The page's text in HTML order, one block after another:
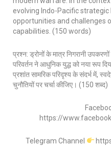
evolving Indo-Pacific
opportunities and challenges
capabilities. (150 words)
प्रश्न: ड्रोनों के मात्र निगरानी
परिवर्तन ने आधुनिक युद्ध को नया रूप
प्रशांत सामरिक परिदृश्य के संदर्भ में,
चुनौतियों पर चर्चा कीजिए। (150 शब्द)
https://
Telegram Channel